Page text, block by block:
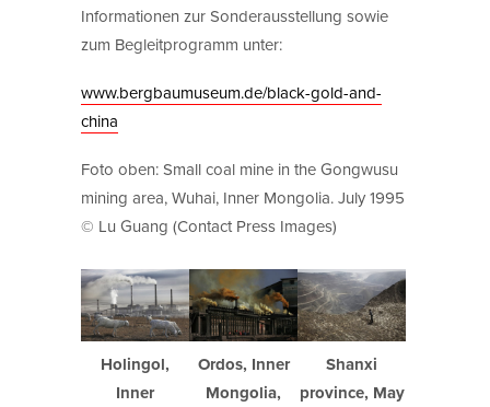
Informationen zur Sonderausstellung sowie
zum Begleitprogramm unter:
www.bergbaumuseum.de/black-gold-and-
china
Foto oben: Small coal mine in the Gongwusu
mining area, Wuhai, Inner Mongolia. July 1995
© Lu Guang (Contact Press Images)
Holingol,
Inner
Ordos, Inner
Mongolia,
Shanxi
province, May